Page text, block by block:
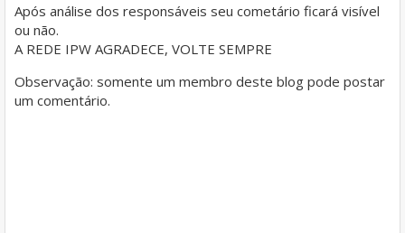
Após análise dos responsáveis seu cometário ficará visível
ou não.
A REDE IPW AGRADECE, VOLTE SEMPRE
Observação: somente um membro deste blog pode postar
um comentário.